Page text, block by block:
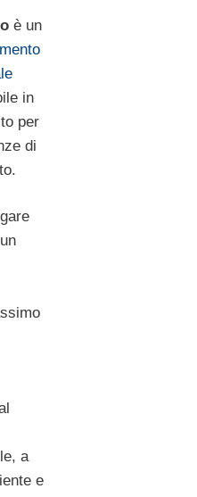
è un
in
per
di
a
e